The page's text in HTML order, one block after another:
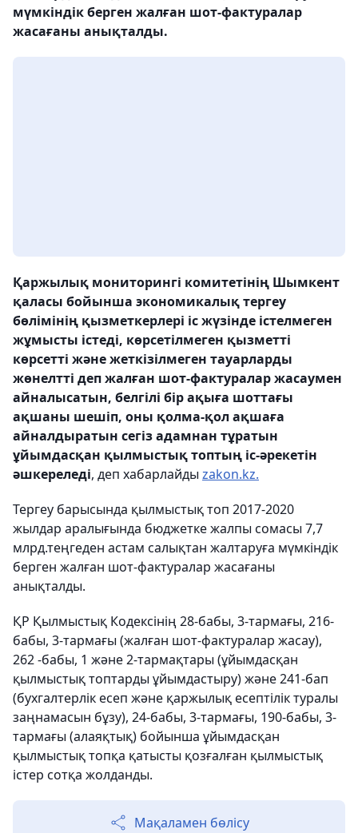
мүмкіндік берген жалған шот-фактуралар
жасағаны анықталды.
Қаржылық мониторингі комитетінің Шымкент
қаласы бойынша экономикалық тергеу
бөлімінің қызметкерлері іс жүзінде істелмеген
жұмысты істеді, көрсетілмеген қызметті
көрсетті және жеткізілмеген тауарларды
жөнелтті деп жалған шот-фактуралар жасаумен
айналысатын, белгілі бір ақыға шоттағы
ақшаны шешіп, оны қолма-қол ақшаға
айналдыратын сегіз адамнан тұратын
ұйымдасқан қылмыстық топтың іс-әрекетін
әшкереледі, деп хабарлайды zakon.kz.
Тергеу барысында қылмыстық топ 2017-2020
жылдар аралығында бюджетке жалпы сомасы 7,7
млрд.теңгеден астам салықтан жалтаруға мүмкіндік
берген жалған шот-фактуралар жасағаны
анықталды.
ҚР Қылмыстық Кодексінің 28-бабы, 3-тармағы, 216-
бабы, 3-тармағы (жалған шот-фактуралар жасау),
262 -бабы, 1 және 2-тармақтары (ұйымдасқан
қылмыстық топтарды ұйымдастыру) және 241-бап
(бухгалтерлік есеп және қаржылық есептілік туралы
заңнамасын бұзу), 24-бабы, 3-тармағы, 190-бабы, 3-
тармағы (алаяқтық) бойынша ұйымдасқан
қылмыстық топқа қатысты қозғалған қылмыстық
істер сотқа жолданды.
Мақаламен бөлісу